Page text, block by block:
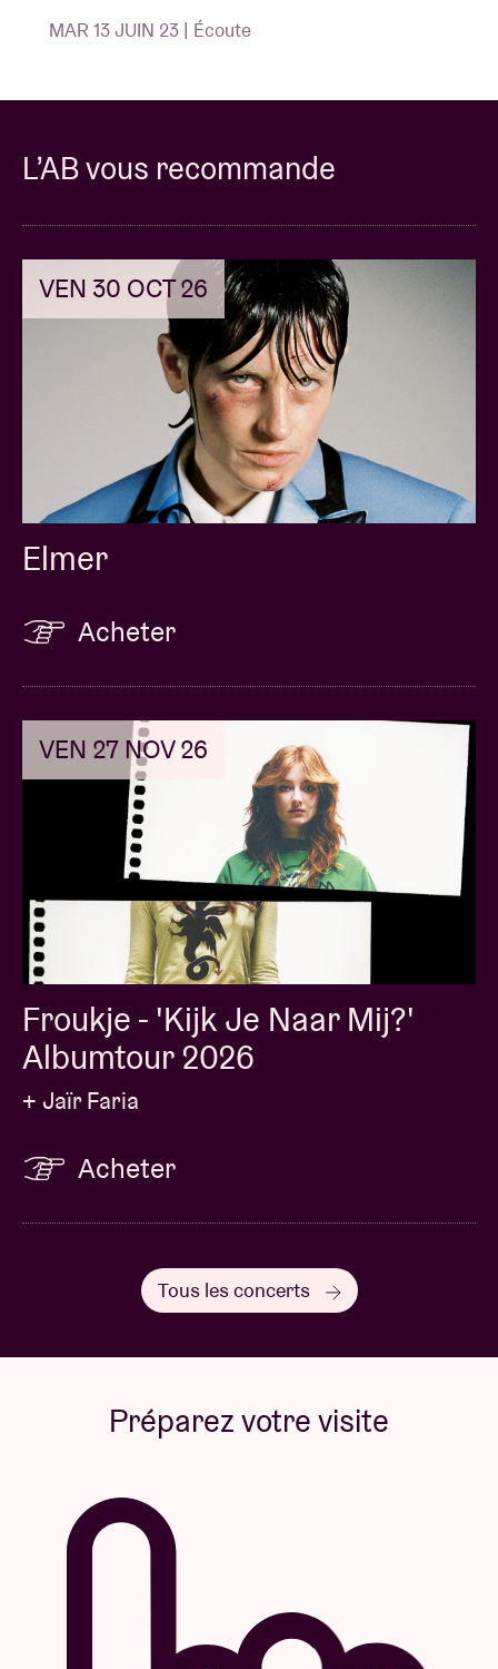
MAR 13 JUIN 23 | Écoute
L’AB vous recommande
VEN 30 OCT 26
Elmer
Acheter
VEN 27 NOV 26
Froukje - 'Kijk Je Naar Mij?'
Albumtour 2026
+ Jaïr Faria
Acheter
Tous les concerts
Préparez votre visite